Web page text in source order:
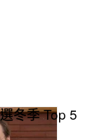
冬季 Top 5